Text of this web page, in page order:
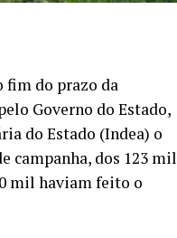
fim do prazo da
Governo do Estado,
do Estado (Indea) o
campanha, dos 123 mil
mil haviam feito o